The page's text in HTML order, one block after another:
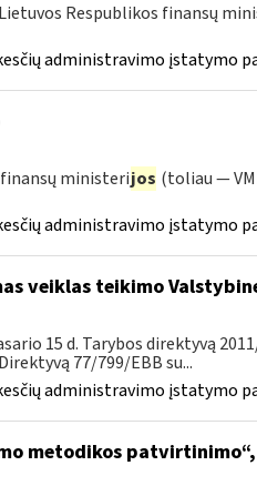
Respublikos finansų
administravimo įstatymo
ministerijos (toliau —
administravimo įstatymo
veiklas teikimo
15 d. Tarybos direktyvą
77/799/EBB su...
administravimo įstatymo
metodikos